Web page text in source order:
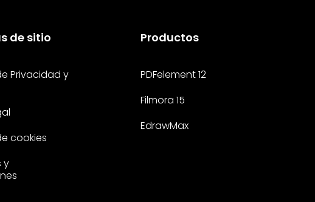
de sitio
Privacidad y
cookies
y
Productos
PDFelement 12
Filmora 15
EdrawMax